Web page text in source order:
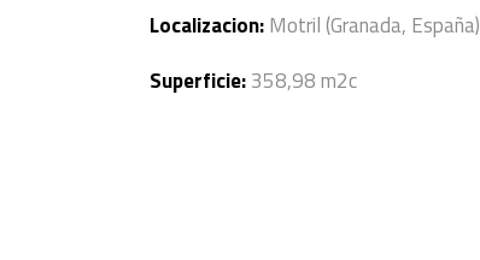
Localizacion:Motril (Granada, España)
Superficie:358,98 m2c